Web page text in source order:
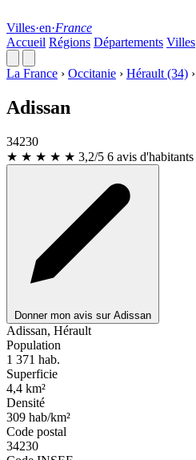
Villes·en·France
Accueil Régions Départements Villes
La France › Occitanie › Hérault (34) ›
Adissan
34230
★ ★ ★ ★ ★ 3,2/5 6 avis d'habitants
Donner mon avis sur Adissan
Adissan, Hérault
Population
1 371 hab.
Superficie
4,4 km²
Densité
309 hab/km²
Code postal
34230